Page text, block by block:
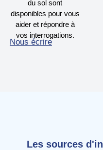
du sol sont
disponibles pour vous
aider et répondre à
vos interrogations.
Nous écrire
Les sources